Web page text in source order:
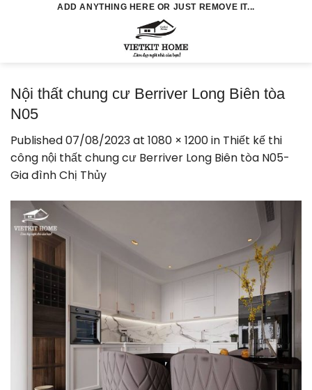
ADD ANYTHING HERE OR JUST REMOVE IT...
Nội thất chung cư Berriver Long Biên tòa
N05
Published07/08/2023at 1080 × 1200in Thiết kế thi
công nội thất chung cư Berriver Long Biên tòa N05-
Gia đình Chị Thủy